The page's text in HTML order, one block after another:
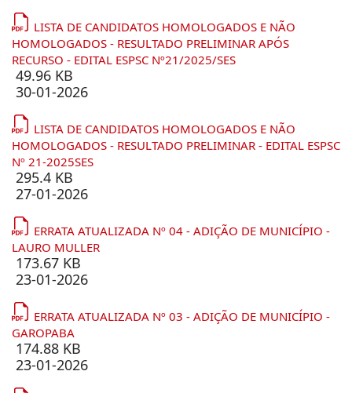
LISTA DE CANDIDATOS HOMOLOGADOS E NÃO
HOMOLOGADOS - RESULTADO PRELIMINAR APÓS
RECURSO - EDITAL ESPSC Nº21/2025/SES
49.96 KB
30-01-2026
LISTA DE CANDIDATOS HOMOLOGADOS E NÃO
HOMOLOGADOS - RESULTADO PRELIMINAR - EDITAL ESPSC
Nº 21-2025SES
295.4 KB
27-01-2026
ERRATA ATUALIZADA Nº 04 - ADIÇÃO DE MUNICÍPIO -
LAURO MULLER
173.67 KB
23-01-2026
ERRATA ATUALIZADA Nº 03 - ADIÇÃO DE MUNICÍPIO -
GAROPABA
174.88 KB
23-01-2026